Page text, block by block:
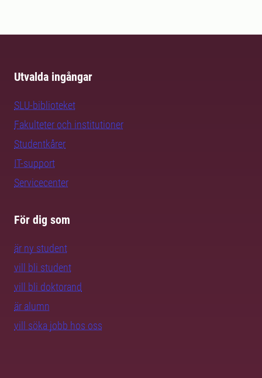
Utvalda ingångar
SLU-biblioteket
Fakulteter och institutioner
Studentkårer
IT-support
Servicecenter
För dig som
är ny student
vill bli student
vill bli doktorand
är alumn
vill söka jobb hos oss